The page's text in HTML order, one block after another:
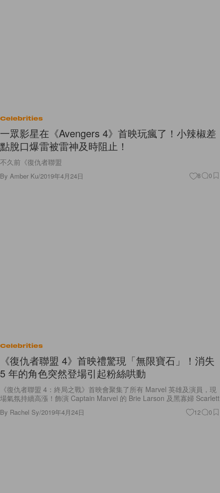
Celebrities
一眾影星在《Avengers 4》首映玩瘋了！小辣椒差
點脫口爆雷被雷神及時阻止！
不久前《復仇者聯盟
By Amber Ku/2019年4月24日 8 0
Celebrities
《復仇者聯盟 4》首映禮驚現「無限寶石」！消失
5 年的角色突然登場引起粉絲哄動
《復仇者聯盟 4：終局之戰》首映會聚集了所有 Marvel 英雄及演員，現
場氣氛持續高漲！飾演 Captain Marvel 的 Brie Larson 及黑寡婦 Scarlett
By Rachel Sy/2019年4月24日 12 0